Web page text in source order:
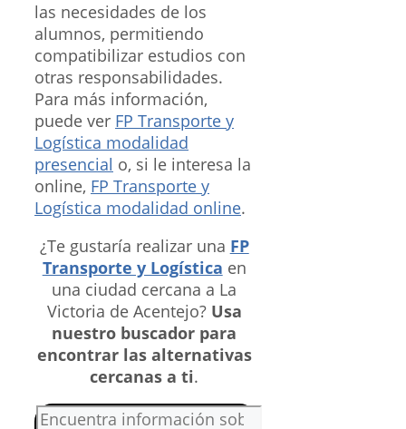
las necesidades de los
alumnos, permitiendo
compatibilizar estudios con
otras responsabilidades.
Para más información,
puede ver FP Transporte y
Logística modalidad
presencial o, si le interesa la
online, FP Transporte y
Logística modalidad online.
¿Te gustaría realizar una FP
Transporte y Logística en
una ciudad cercana a La
Victoria de Acentejo? Usa
nuestro buscador para
encontrar las alternativas
cercanas a ti.